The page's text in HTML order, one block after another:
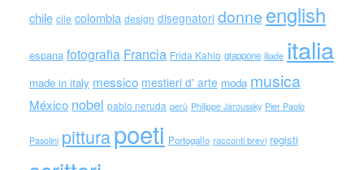
chile cile colombia design disegnatori donne english
espana fotografia Francia Frida Kahlo giappone iliade italia
made in italy messico mestieri d' arte moda musica
México nobel pablo neruda perù Philippe Jaroussky Pier Paolo
Pasolini pitturapoeti Portogallo racconti brevi registi